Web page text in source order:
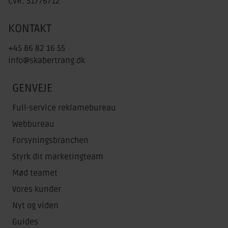
KONTAKT
+45 86 82 16 55
info@skabertrang.dk
GENVEJE
Full-service reklamebureau
Webbureau
Forsyningsbranchen
Styrk dit marketingteam
Mød teamet
Vores kunder
Nyt og viden
Guides